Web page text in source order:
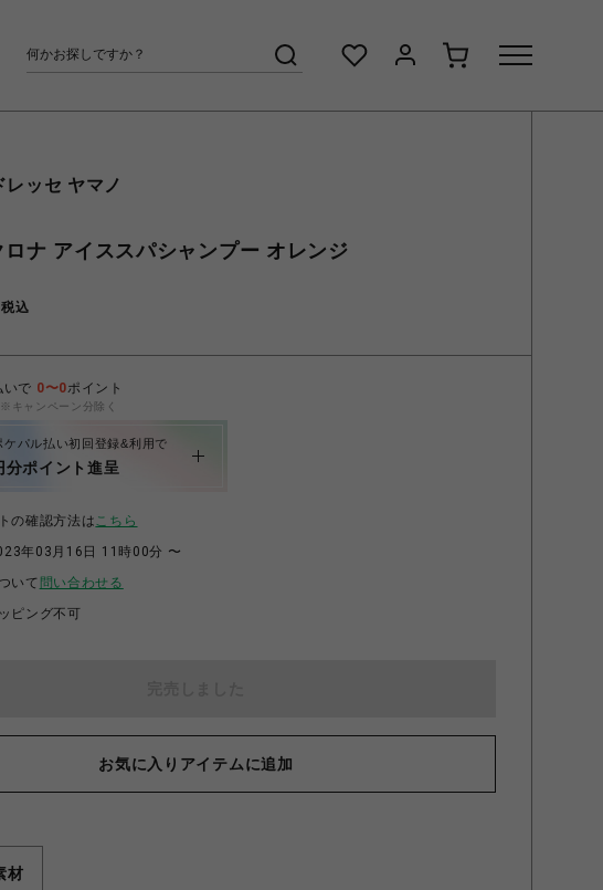
レッセ ヤマノ
ロナ アイススパシャンプー オレンジ
税込
いで 0〜0ポイント
キャンペーン分除く
ケパル払い初回登録&利用で
ポイント進呈
の確認方法はこちら
年03月16日 11時00分 〜
いて 問い合わせる
ピング不可
お気に入りアイテムに追加
材